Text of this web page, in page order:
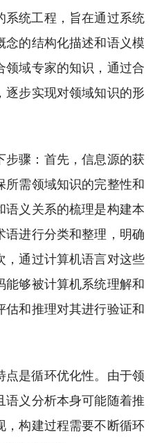
系统工程，旨在通过系统
念的结构化描述和语义模
领域专家的知识，通过合
逐步实现对领域知识的形
步骤：首先，信息源的获
所需领域知识的完整性和
语义关系的梳理是构建本
语进行分类和整理，明确
，通过计算机语言对这些
能够被计算机系统理解和
估和推理对其进行验证和
点是循环优化性。由于领
语义分析本身可能随着推
，构建过程需要不断循环